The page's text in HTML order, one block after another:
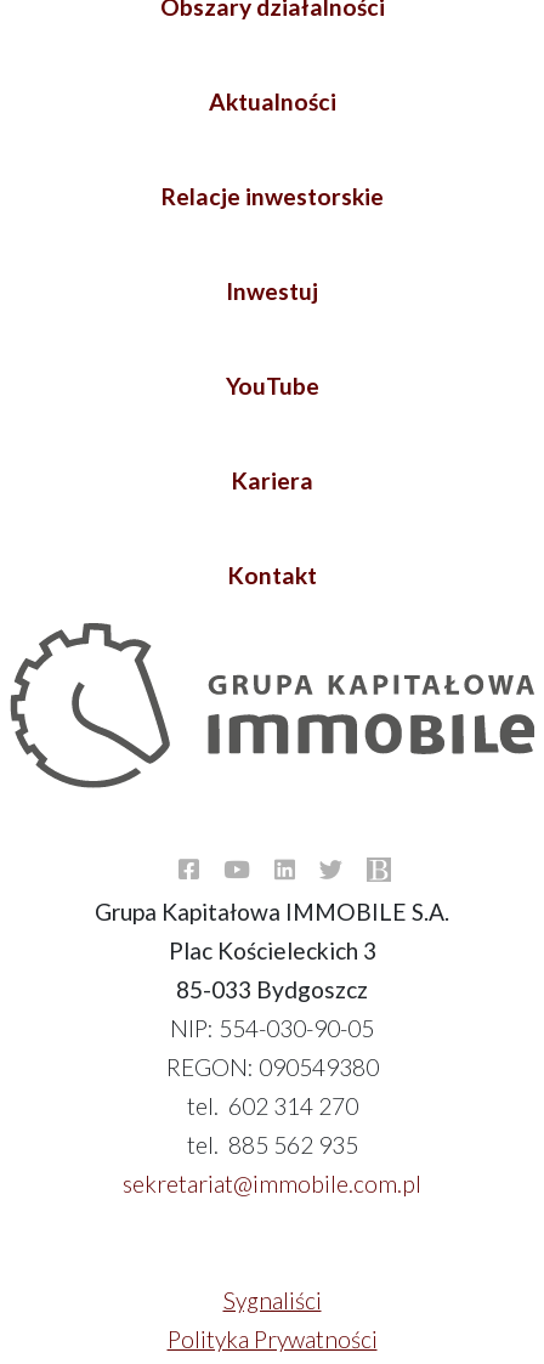
Obszary działalności
Aktualności
Relacje inwestorskie
Inwestuj
YouTube
Kariera
Kontakt
Grupa Kapitałowa IMMOBILE S.A.
Plac Kościeleckich 3
85-033 Bydgoszcz
NIP: 554-030-90-05
REGON: 090549380
tel. 602 314 270
tel. 885 562 935
sekretariat@immobile.com.pl
Sygnaliści
Polityka Prywatności